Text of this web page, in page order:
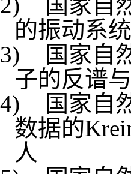
的振动系
3)
国家自
子的反谱
4)
国家自
数据的
人